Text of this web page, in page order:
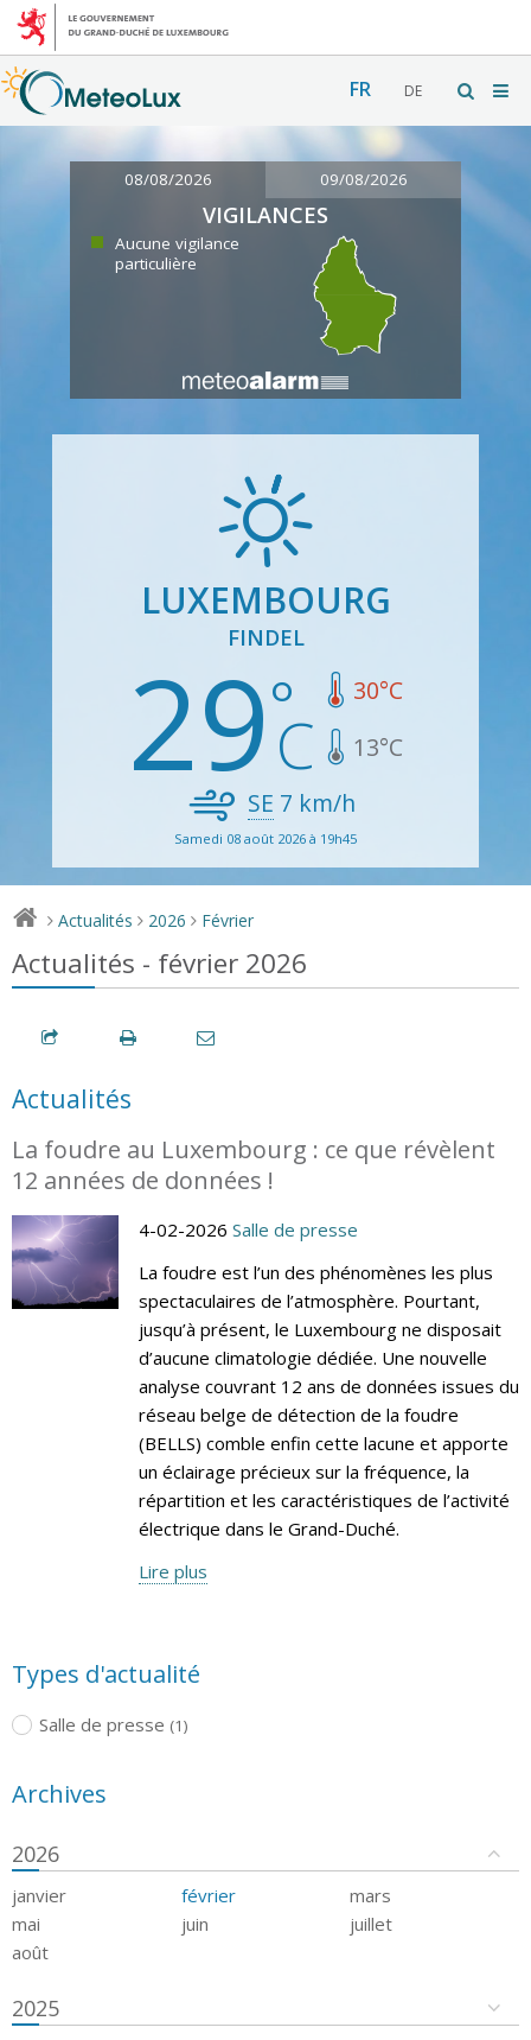
FR DE
08/08/2026 09/08/2026
VIGILANCES
Aucune vigilance
particulière
LUXEMBOURG
FINDEL
29 30°C
13°C
SE 7 km/h
Samedi 08 août 2026 à 19h45
> Actualités > 2026 > Février
Actualités - février 2026
Actualités
La foudre au Luxembourg : ce que révèlent
12 années de données !
4-02-2026 Salle de presse
La foudre est l’un des phénomènes les plus
spectaculaires de l’atmosphère. Pourtant,
jusqu’à présent, le Luxembourg ne disposait
d’aucune climatologie dédiée. Une nouvelle
analyse couvrant 12 ans de données issues du
réseau belge de détection de la foudre
(BELLS) comble enfin cette lacune et apporte
un éclairage précieux sur la fréquence, la
répartition et les caractéristiques de l’activité
électrique dans le Grand-Duché.
Lire plus
Types d'actualité
Salle de presse (1)
Archives
2026
janvier février
mars
mai
juin
juillet
août
2025